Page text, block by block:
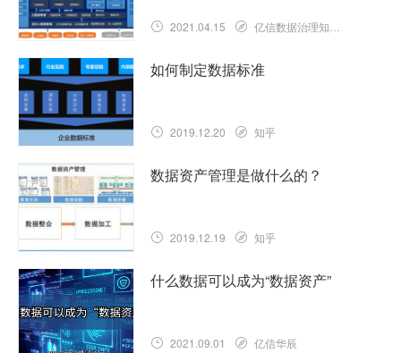
2021.04.15 亿信数据治理知识库
如何制定数据标准
2019.12.20 知乎
数据资产管理是做什么的？
2019.12.19 知乎
什么数据可以成为“数据资产”
2021.09.01 亿信华辰